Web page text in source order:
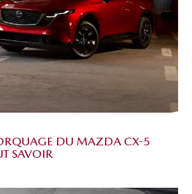
DU MAZDA CX-5
SAVOIR